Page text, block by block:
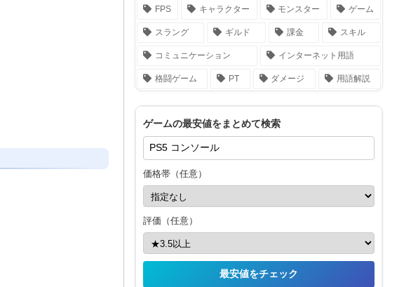
FPS キャラクター モンスター ゲーム
スラング ギルド 課金 スキル
コミュニケーション インターネット用語
格闘ゲーム PT ダメージ 用語解説
ゲームの最安値をまとめて検索
価格帯（任意）
評価（任意）
最安値をチェック